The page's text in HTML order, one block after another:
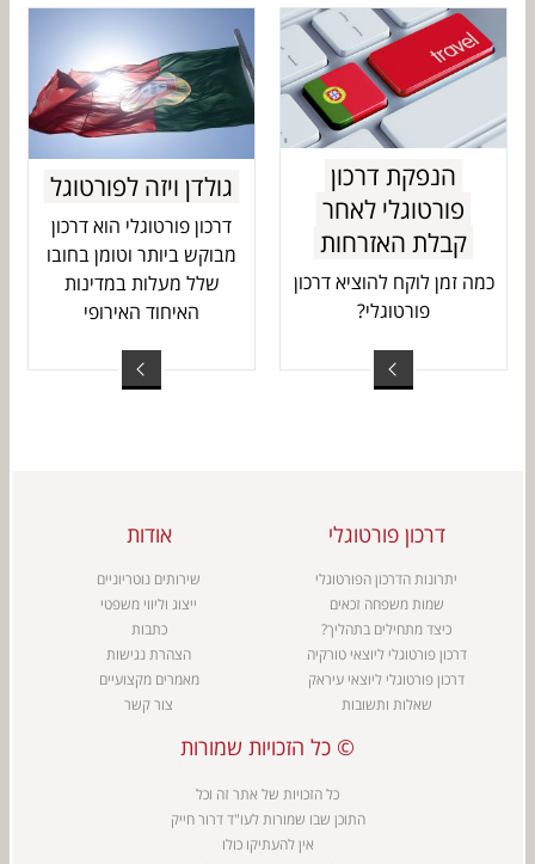
הנפקת דרכון
פורטוגלי לאחר
קבלת האזרחות
כמה זמן לוקח להוציא דרכון
פורטוגלי?
גולדן ויזה לפורטוגל
דרכון פורטוגלי הוא דרכון
מבוקש ביותר וטומן בחובו
שלל מעלות במדינות
האיחוד האירופי
דרכון פורטוגלי
יתרונות הדרכון הפורטוגלי
שמות משפחה זכאים
כיצד מתחילים בתהליך?
דרכון פורטוגלי ליוצאי טורקיה
דרכון פורטוגלי ליוצאי עיראק
שאלות ותשובות
אודות
שירותים נוטריוניים
ייצוג וליווי משפטי
כתבות
הצהרת נגישות
מאמרים מקצועיים
צור קשר
כל הזכויות שמורות ©
כל הזכויות של אתר זה וכל
התוכן שבו שמורות לעו"ד דרור חייק
אין להעתיקו כולו